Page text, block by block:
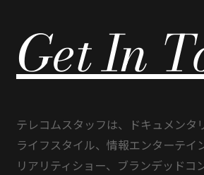
Get In
テレコムスタッフは、 ドキュメンタ
ライフスタイル、 情報エンターテイ
リアリティショー、 ブランデッドコ